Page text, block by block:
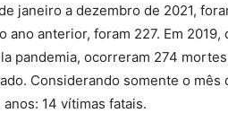
janeiro a dezembro de 2021,
ano anterior, foram 227. Em
pandemia, ocorreram 274
Considerando somente o
14 vítimas fatais.